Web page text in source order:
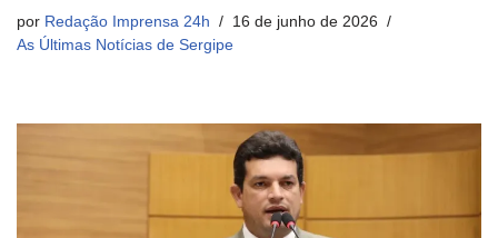
por Redação Imprensa 24h
16 de junho de 2026
As Últimas Notícias de Sergipe